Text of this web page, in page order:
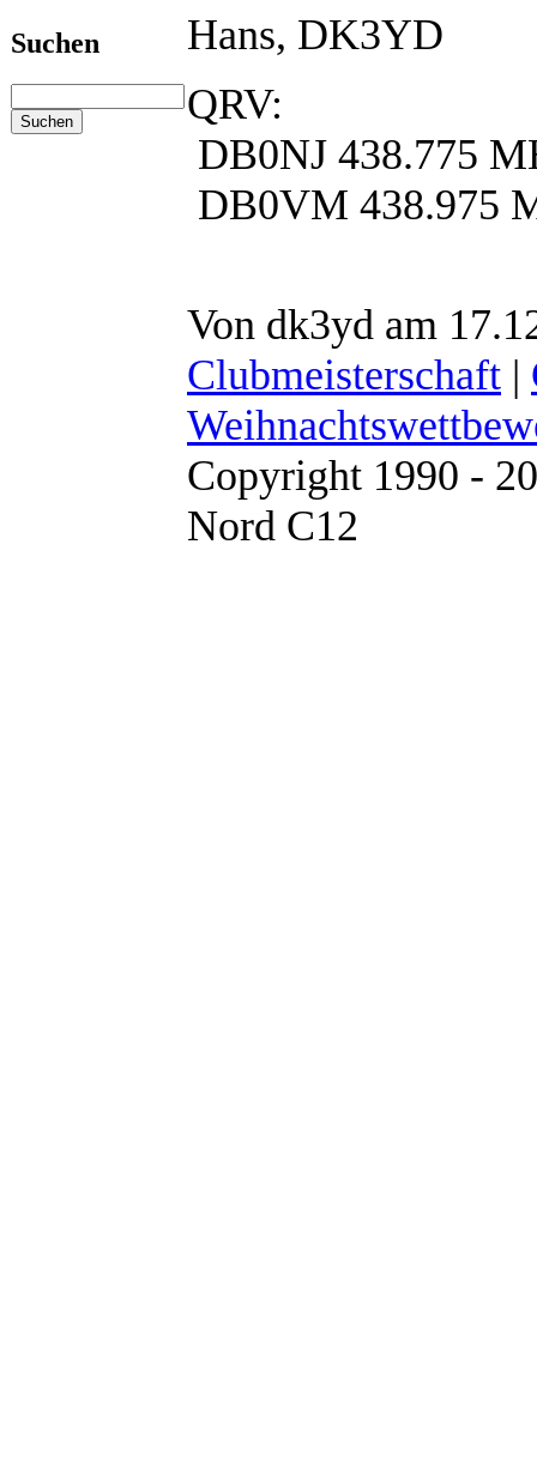
Suchen
Hans, DK3YD
QRV:
DB0NJ 438.775
DB0VM 438.975
Von dk3yd am
Clubmeisterschaft |
Copyright 1990 -
Nord C12